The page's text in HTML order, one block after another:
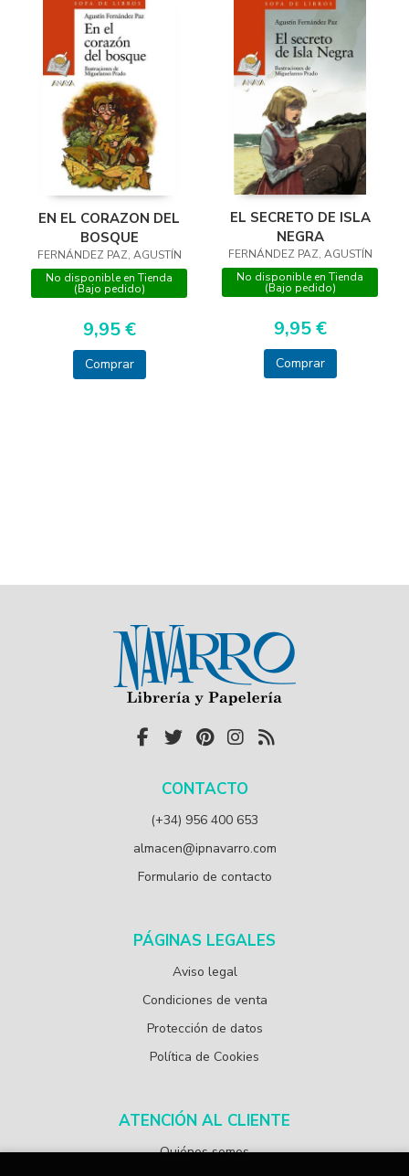
EN EL CORAZON DEL
BOSQUE
FERNÁNDEZ PAZ, AGUSTÍN
No disponible en Tienda
(Bajo pedido)
9,95 €
Comprar
EL SECRETO DE ISLA
NEGRA
FERNÁNDEZ PAZ, AGUSTÍN
No disponible en Tienda
(Bajo pedido)
9,95 €
Comprar
CONTACTO
(+34) 956 400 653
almacen@ipnavarro.com
Formulario de contacto
PÁGINAS LEGALES
Aviso legal
Condiciones de venta
Protección de datos
Política de Cookies
ATENCIÓN AL CLIENTE
Quiénes somos